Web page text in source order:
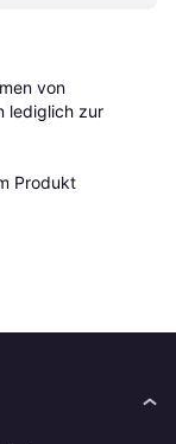
von
lediglich zur
Produkt